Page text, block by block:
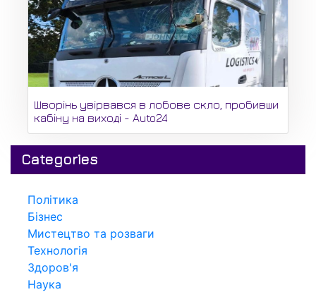
Шворінь увірвався в лобове скло, пробивши
кабіну на виході - Auto24
Categories
Політика
Бізнес
Мистецтво та розваги
Технологія
Здоров'я
Наука